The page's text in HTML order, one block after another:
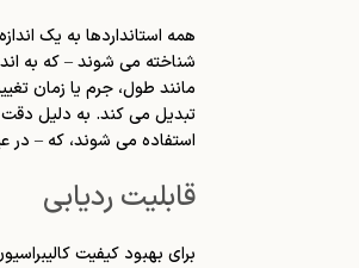
همه استانداردها به یک
شناخته می شوند – که به
مانند طول، جرم یا زمان
تبدیل می کند. به دلیل دقت
استفاده می شوند، که – در
قابلیت ردیابی
برای بهبود کیفیت